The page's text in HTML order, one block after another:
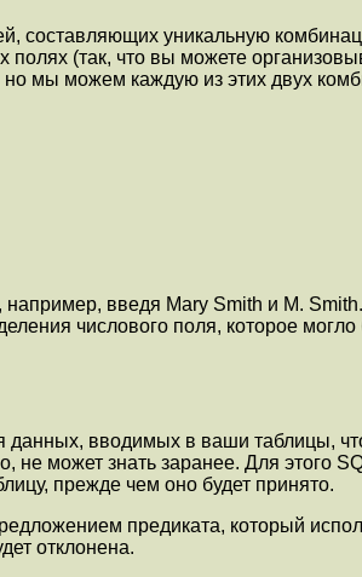
составляющих уникальную
(так, что вы можете
мы можем каждую из этих двух
введя Mary Smith и M.
числового поля, которое
вводимых в ваши таблицы,
может знать заранее. Для этого
прежде чем оно будет принято.
предиката, который
отклонена.